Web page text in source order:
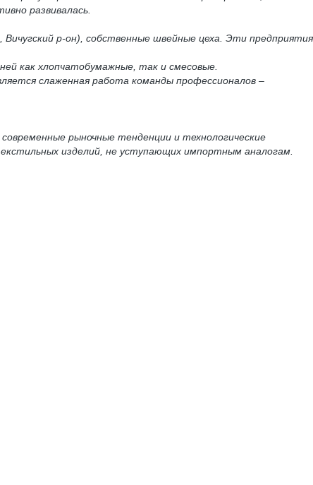
развивалась.
р-он), собственные швейные цеха. Эти предприятия
как хлопчатобумажные, так и смесовые.
слаженная работа команды профессионалов –
рыночные тенденции и технологические
изделий, не уступающих импортным аналогам.